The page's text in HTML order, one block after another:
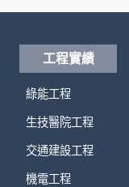
工程實績
綠能工程
生技醫院工程
交通建設工程
機電工程